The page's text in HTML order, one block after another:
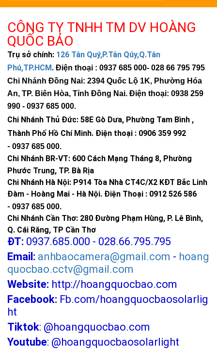
CÔNG TY TNHH TM DV HOÀNG
QUỐC BẢO
Trụ sở chính: 126 Tân Quý,P.Tân Qúy,Q.Tân
Phú,TP.HCM. Điện thoại : 0937 685 000- 028 66 795 795
Chi Nhánh Đồng Nai: 2394 Quốc Lộ 1K, Phường Hóa
An, TP. Biên Hòa, Tỉnh Đồng Nai. Điện thoại: 0938 259
990 - 0937 685 000.
Chi Nhánh Thủ Đức: 58E Gò Dưa, Phường Tam Bình ,
Thành Phố Hồ Chí Minh. Điện thoại : 0906 359 992
- 0937 685 000.
Chi Nhánh BR-VT: 600 Cách Mạng Tháng 8, Phường
Phước Trung, TP. Bà Rịa
Chi Nhánh Hà Nội: P914 Tòa Nhà CT4C/X2 KĐT Bắc Linh
Đàm - Hoàng Mai - Hà Nội. Điện Thoại : 0912 526 586
- 0937 685 000.
Chi Nhánh Cần Thơ: 280 Đường Phạm Hùng, P. Lê Bình,
Q. Cái Răng, TP Cần Thơ
ĐT: 0937.685.000 - 028.66.795.795
Email: anhbaocamera@gmail.com - hoang
quocbao.cctv@gmail.com
Website: http://hoangquocbao.com
Facebook: Fb.com/hoangquocbaosolarlig
ht
Tiktok: @hoangquocbao.com
Youtube: @hoangquocbaosolarlight